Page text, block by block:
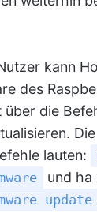
kann
des
die
Die
lauten:
und ha
update